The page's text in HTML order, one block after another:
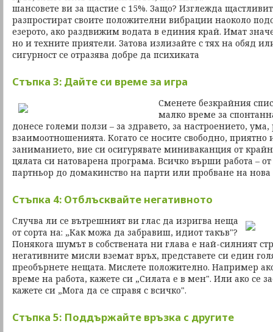
шансовете ви за щастие с 15%. Защо? Изглежда
разпростират своите положителни вибрации наоколо
езерото, ако раздвижим водата в единия край. Имат
но и техните приятели. Затова излизайте с тях на обяд
сигурност се отразява добре да психиката
Стъпка 3: Дайте си време за игра
Сменете безкрайния
малко време за
донесе големи ползи – за здравето, за настроението, ума,
взаимоотношенията. Когато се носите свободно, приятно
заниманието, вие си осигурявате миниваканция от
цялата си натоварена програма. Всичко върши работа –
партньор до домакинство на парти или пробване на нова
Стъпка 4: Отблъсквайте негативното
Случва ли се вътрешният ви глас да изригва неща
от сорта на: „Как можа да забравиш, идиот такъв"?
Понякога шумът в собствената ни глава е най-силният
негативните мисли вземат връх, представете си един
преобърнете нещата. Мислете положително. Например
време на работа, кажете си „Силата е в мен". Или ако се
кажете си „Мога да се справя с всичко".
Стъпка 5: Поддържайте връзка с другите